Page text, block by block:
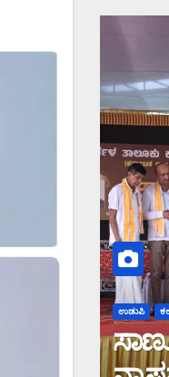
ಉಡುಪಿ